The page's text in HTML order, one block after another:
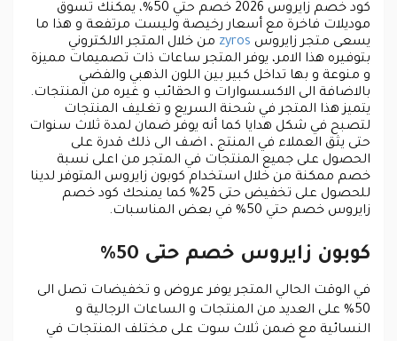
كود خصم زايروس
2026 خصم حتي 50%، يمكنك تسوق
موديلات فاخرة مع أسعار رخيصة وليست مرتفعة و هذا ما
يسعى متجر زايروس zyros من خلال المتجر الالكتروني
بتوفيره هذا الامر، يوفر المتجر ساعات ذات تصميمات مميزة
و منوعة و بها تداخل كبير بين اللون الذهبي والفضي
بالاضافة الى الاكسسوارات و الحقائب و غيره من المنتجات.
يتميز هذا المتجر في شحنة السريع و تغليف المنتجات
لتصبح في شكل هدايا كما أنه يوفر ضمان لمدة ثلاث سنوات
حتى يثق العملاء في المنتج ، اضف الى ذلك قدرة على
الحصول على جميع المنتجات في المتجر من اعلى نسبة
خصم ممكنة من خلال استخدام كوبون زايروس المتوفر لدينا
للحصول على تخفيض حتى 25% كما يمنحك كود خصم
زايروس خصم حتي 50% في بعض المناسبات.
كوبون زايروس خصم حتى 50%
في الوقت الحالي المتجر يوفر عروض و تخفيضات تصل الى
50% على العديد من المنتجات و الساعات الرجالية و
النسائية مع ضمن ثلاث سوت على مختلف المنتجات في